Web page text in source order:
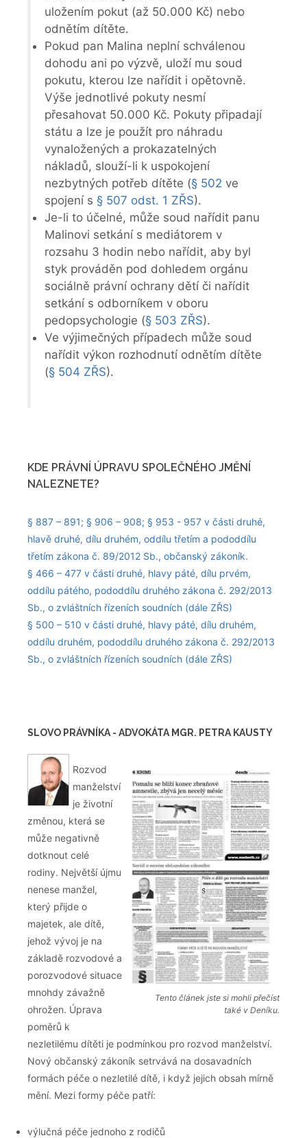
uložením pokut (až 50.000 Kč) nebo
odnětím dítěte.
Pokud pan Malina neplní schválenou
dohodu ani po výzvě, uloží mu soud
pokutu, kterou lze nařídit i opětovně.
Výše jednotlivé pokuty nesmí
přesahovat 50.000 Kč. Pokuty připadají
státu a lze je použít pro náhradu
vynaložených a prokazatelných
nákladů, slouží-li k uspokojení
nezbytných potřeb dítěte (§ 502 ve
spojení s § 507 odst. 1 ZŘS).
Je-li to účelné, může soud nařídit panu
Malinovi setkání s mediátorem v
rozsahu 3 hodin nebo nařídit, aby byl
styk prováděn pod dohledem orgánu
sociálně právní ochrany dětí či nařídit
setkání s odborníkem v oboru
pedopsychologie (§ 503 ZŘS).
Ve výjimečných případech může soud
nařídit výkon rozhodnutí odnětím dítěte
(§ 504 ZŘS).
KDE PRÁVNÍ ÚPRAVU SPOLEČNÉHO JMĚNÍ
NALEZNETE?
§ 887 – 891; § 906 – 908; § 953 - 957 v části druhé,
hlavě druhé, dílu druhém, oddílu třetím a pododdílu
třetím zákona č. 89/2012 Sb., občanský zákoník.
§ 466 – 477 v části druhé, hlavy páté, dílu prvém,
oddílu pátého, pododdílu druhého zákona č. 292/2013
Sb., o zvláštních řízeních soudních (dále ZŘS)
§ 500 – 510 v části druhé, hlavy páté, dílu druhém,
oddílu druhém, pododdílu druhého zákona č. 292/2013
Sb., o zvláštních řízeních soudních (dále ZŘS)
SLOVO PRÁVNÍKA - ADVOKÁTA MGR. PETRA KAUSTY
Tento článek jste si mohli přečíst
také v Deníku.
Rozvod
manželství
je životní
změnou, která se
může negativně
dotknout celé
rodiny. Největší újmu
nenese manžel,
který přijde o
majetek, ale dítě,
jehož vývoj je na
základě rozvodové a
porozvodové situace
mnohdy závažně
ohrožen. Úprava
poměrů k
nezletilému dítěti je podmínkou pro rozvod manželství.
Nový občanský zákoník setrvává na dosavadních
formách péče o nezletilé dítě, i když jejich obsah mírně
mění. Mezi formy péče patří:
výlučná péče jednoho z rodičů